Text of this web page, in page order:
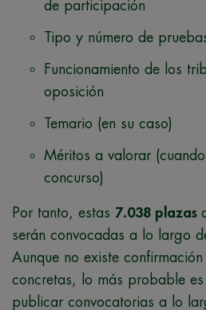
de participación
Tipo y número de
Funcionamiento de los
oposición
Temario (en su caso)
Méritos a valorar
concurso)
Por tanto, estas 7.038 plazas
serán convocadas a lo largo
Aunque no existe
concretas, lo más probable
publicar convocatorias a lo